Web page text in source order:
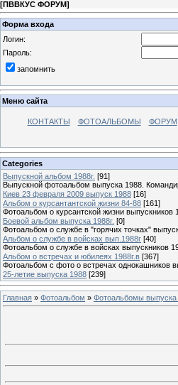
[ПВВКУС ФОРУМ]
Форма входа
Логин:
Пароль:
запомнить
Меню сайта
КОНТАКТЫ ФОТОАЛЬБОМЫ ФОРУМ
Categories
Выпускной альбом 1988г. [91]
Выпускной фотоальбом выпуска 1988.
Киев 23 февраля 2009 выпуск 1988 [16]
Альбом о курсантантской жизни 84-88 [161]
Фотоальбом о курсантской жизни выпускников
Боевой альбом выпуска 1988г. [0]
Фотоальбом о службе в "горячих точках"
Альбом о службе в войсках вып.1988г [40]
Фотоальбом о службе в войсках выпускников
Альбом о встречах и юбилеях 1988г.в [367]
Фотоальбом с фото о встречах
25-летие выпуска 1988 [239]
Главная » Фотоальбом » Фотоальбомы выпуска